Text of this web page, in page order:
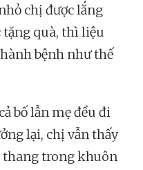
chị được lắng
tặng quà, thì liệu
bệnh như thế
bố lẫn mẹ đều đi
lại, chị vẫn thấy
thang trong khuôn